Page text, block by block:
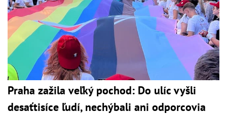
Praha zažila veľký pochod: Do ulíc vyšli
desaťtisíce ľudí, nechýbali ani odporcovia